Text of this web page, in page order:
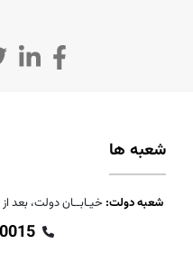
شعبه ها
شعبه دولت: خیـابــان دولت، بعد